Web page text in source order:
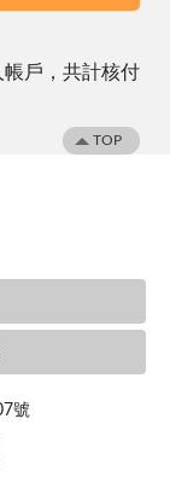
戶，共計核付
TOP
號